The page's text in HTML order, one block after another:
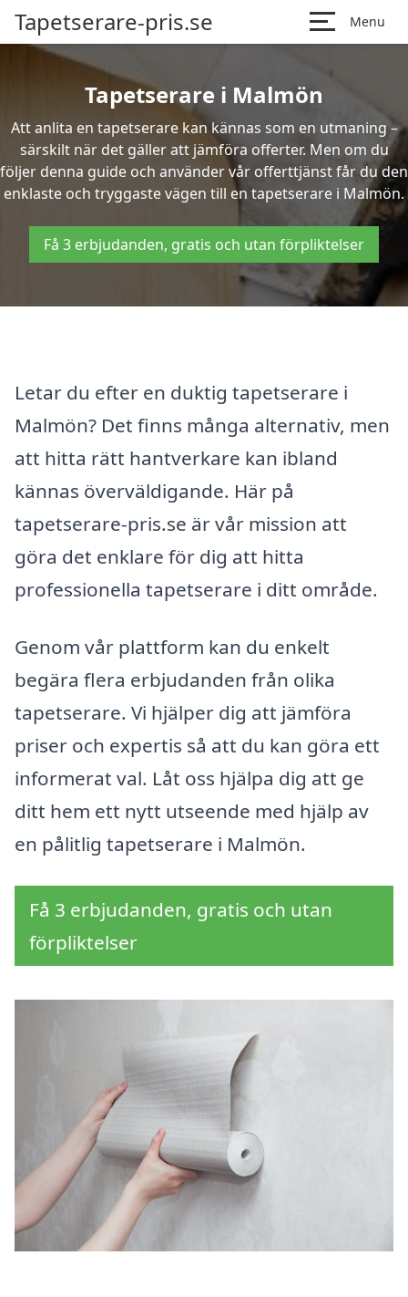
Tapetserare-pris.se Menu
Tapetserare i Malmön
Att anlita en tapetserare kan kännas som en utmaning –
särskilt när det gäller att jämföra offerter. Men om du
följer denna guide och använder vår offerttjänst får du den
enklaste och tryggaste vägen till en tapetserare i Malmön.
Få 3 erbjudanden, gratis och utan förpliktelser
Letar du efter en duktig tapetserare i
Malmön? Det finns många alternativ, men
att hitta rätt hantverkare kan ibland
kännas överväldigande. Här på
tapetserare-pris.se är vår mission att
göra det enklare för dig att hitta
professionella tapetserare i ditt område.
Genom vår plattform kan du enkelt
begära flera erbjudanden från olika
tapetserare. Vi hjälper dig att jämföra
priser och expertis så att du kan göra ett
informerat val. Låt oss hjälpa dig att ge
ditt hem ett nytt utseende med hjälp av
en pålitlig tapetserare i Malmön.
Få 3 erbjudanden, gratis och utan
förpliktelser